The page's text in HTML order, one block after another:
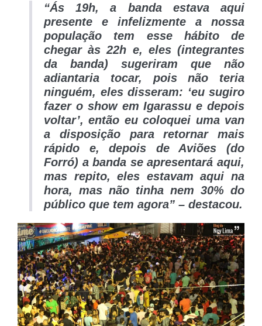
“Ás 19h, a banda estava aqui
presente e infelizmente a nossa
população tem esse hábito de
chegar às 22h e, eles (integrantes
da banda) sugeriram que não
adiantaria tocar, pois não teria
ninguém, eles disseram: ‘eu sugiro
fazer o show em Igarassu e depois
voltar’, então eu coloquei uma van
a disposição para retornar mais
rápido e, depois de Aviões (do
Forró) a banda se apresentará aqui,
mas repito, eles estavam aqui na
hora, mas não tinha nem 30% do
público que tem agora” – destacou.